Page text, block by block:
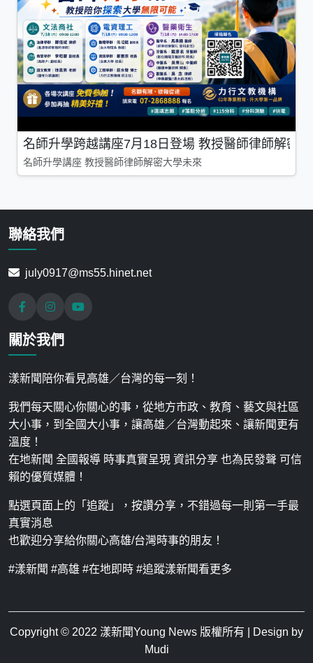
名師升學跨越講座7月18日登場 教授醫師律師解密
名師升學講座 教授醫師律師解密大學未來
聯絡我們
july0917@ms55.hinet.net
關於我們
漾新聞陪你看見高雄／台灣的每一刻！
我們每天關心你關心的事，從地方市政、教育、藝文與社區
大小事，到全國大小事，讓高雄／台灣動起來、讓新聞更有
溫度！
在地新聞 全國報導 時事真實呈現 資訊分享 也為民發聲 可信
賴的優質媒體！
點選頁面上的「追蹤」，按讚分享，不錯過每一則第一手最
真實消息
也歡迎分享給你關心高雄/台灣時事的朋友！
#漾新聞 #高雄 #在地即時 #追蹤漾新聞看更多
Copyright © 2022 漾新聞Young News 版權所有 | Design by
Mudi